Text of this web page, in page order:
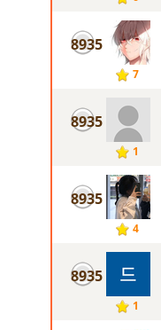
8935
7
8935
1
8935
4
8935
1